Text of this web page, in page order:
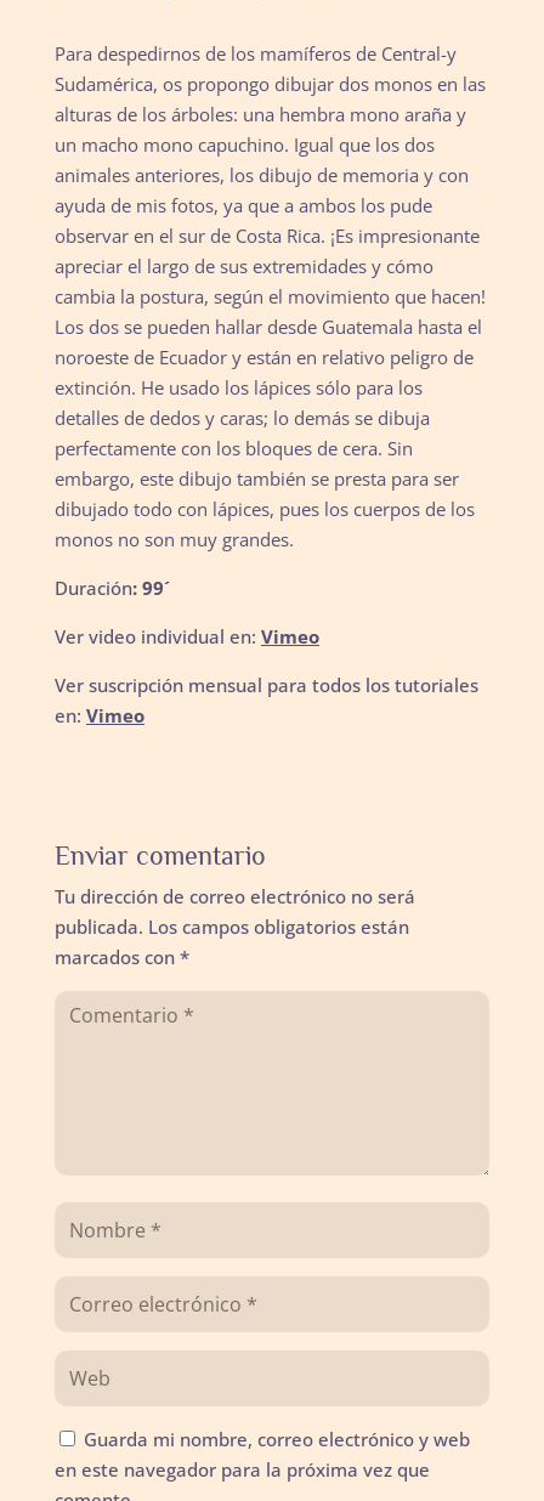
Para despedirnos de los mamíferos de Central-y
Sudamérica, os propongo dibujar dos monos en las
alturas de los árboles: una hembra mono araña y
un macho mono capuchino. Igual que los dos
animales anteriores, los dibujo de memoria y con
ayuda de mis fotos, ya que a ambos los pude
observar en el sur de Costa Rica. ¡Es impresionante
apreciar el largo de sus extremidades y cómo
cambia la postura, según el movimiento que hacen!
Los dos se pueden hallar desde Guatemala hasta el
noroeste de Ecuador y están en relativo peligro de
extinción. He usado los lápices sólo para los
detalles de dedos y caras; lo demás se dibuja
perfectamente con los bloques de cera. Sin
embargo, este dibujo también se presta para ser
dibujado todo con lápices, pues los cuerpos de los
monos no son muy grandes.
Duración: 99´
Ver video individual en: Vimeo
Ver suscripción mensual para todos los tutoriales
en: Vimeo
Enviar comentario
Tu dirección de correo electrónico no será
publicada. Los campos obligatorios están
marcados con *
Guarda mi nombre, correo electrónico y web
en este navegador para la próxima vez que